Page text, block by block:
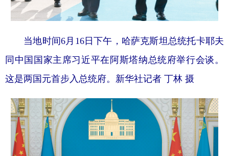
当地时间6月16日下午，哈萨克斯坦总统托卡耶夫
同中国国家主席习近平在阿斯塔纳总统府举行会谈。
这是两国元首步入总统府。新华社记者 丁林 摄